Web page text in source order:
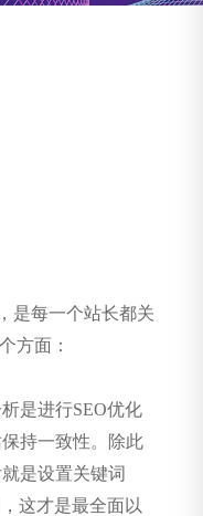
是每一个站长都关
方面：
是进行SEO优化
持一致性。除此
是设置关键词
这才是最全面以